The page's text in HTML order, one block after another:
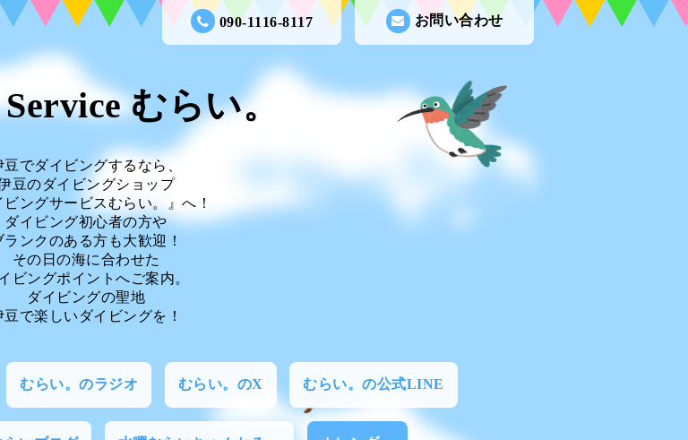
お問い合わせ
090-1116-8117
むらい。
豆でダイビングするなら、
豆のダイビングショップ
ビングサービスむらい。』へ！
ダイビング初心者の方や
ランクのある方も大歓迎！
その日の海に合わせた
ビングポイントへご案内。
ダイビングの聖地
豆で楽しいダイビングを！
むらい。のラジオ むらい。のX むらい。の公式LINE